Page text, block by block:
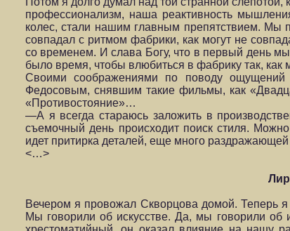
профессионализм, наша реактивность
колес, стали нашим главным препятствием.
совпадал с ритмом фабрики, как могут не
со временем. И слава Богу, что в первый день
было время, чтобы влюбиться в фабрику так,
Своими соображениями по поводу ощущений
Федосовым, снявшим такие фильмы, как
«Противостояние»…
—А я всегда стараюсь заложить в
съемочный день происходит поиск стиля.
идет притирка деталей, еще много
<…>
Вечером я провожал Скворцова домой. Теперь я
Мы говорили об искусстве. Да, мы говорили об